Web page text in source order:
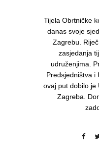
Tijela Obrtničke
danas svoje
Zagrebu.
zasjedanja
udruženjima.
Predsjedništva i
ovaj put dobilo je
Zagreba.